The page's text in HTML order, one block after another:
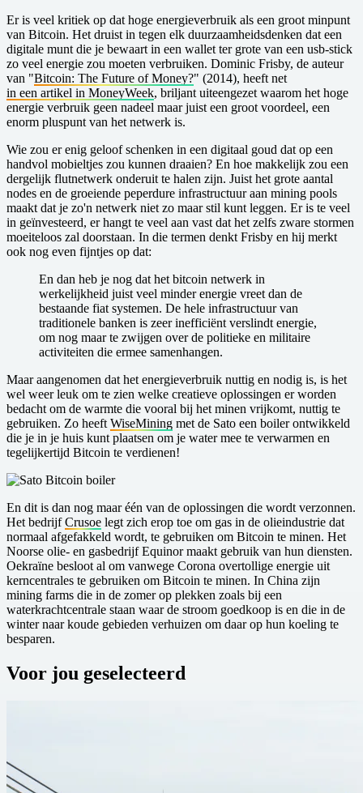
Er is veel kritiek op dat hoge energieverbruik als een groot minpunt
van Bitcoin. Het druist in tegen elk duurzaamheidsdenken dat een
digitale munt die je bewaart in een wallet ter grote van een usb-stick
zo veel energie zou moeten verbruiken. Dominic Frisby, de auteur
van "Bitcoin: The Future of Money?" (2014), heeft net
in een artikel in MoneyWeek, briljant uiteengezet waarom het hoge
energie verbruik geen nadeel maar juist een groot voordeel, een
enorm pluspunt van het netwerk is.
Wie zou er enig geloof schenken in een digitaal goud dat op een
handvol mobieltjes zou kunnen draaien? En hoe makkelijk zou een
dergelijk flutnetwerk onderuit te halen zijn. Juist het grote aantal
nodes en de groeiende peperdure infrastructuur aan mining pools
maakt dat je zo'n netwerk niet zo maar stil kunt leggen. Er is te veel
in geïnvesteerd, er hangt te veel aan vast dat het zelfs zware stormen
moeiteloos zal doorstaan. In die termen denkt Frisby en hij merkt
ook nog even fijntjes op dat:
En dan heb je nog dat het bitcoin netwerk in
werkelijkheid juist veel minder energie vreet dan de
bestaande fiat systemen. De hele infrastructuur van
traditionele banken is zeer inefficiënt verslindt energie,
om nog maar te zwijgen over de politieke en militaire
activiteiten die ermee samenhangen.
Maar aangenomen dat het energieverbruik nuttig en nodig is, is het
wel weer leuk om te zien welke creatieve oplossingen er worden
bedacht om de warmte die vooral bij het minen vrijkomt, nuttig te
gebruiken. Zo heeft WiseMining met de Sato een boiler ontwikkeld
die je in je huis kunt plaatsen om je water mee te verwarmen en
tegelijkertijd Bitcoin te verdienen!
En dit is dan nog maar één van de oplossingen die wordt verzonnen.
Het bedrijfCrusoe legt zich erop toe om gas in de olieindustrie dat
normaal afgefakkeld wordt, te gebruiken om Bitcoin te minen. Het
Noorse olie- en gasbedrijf Equinor maakt gebruik van hun diensten.
Oekraïne besloot al om vanwege Corona overtollige energie uit
kerncentrales te gebruiken om Bitcoin te minen. In China zijn
mining farms die in de zomer op plekken zoals bij een
waterkrachtcentrale staan waar de stroom goedkoop is en die in de
winter naar koude gebieden verhuizen om daar op hun koeling te
besparen.
Voor jou geselecteerd